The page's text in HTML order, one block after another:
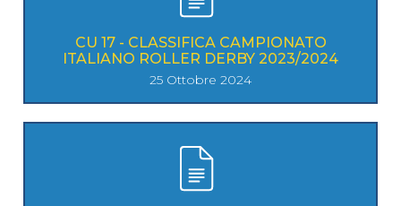
CU 17 - CLASSIFICA CAMPIONATO
ITALIANO ROLLER DERBY 2023/2024
25 Ottobre 2024